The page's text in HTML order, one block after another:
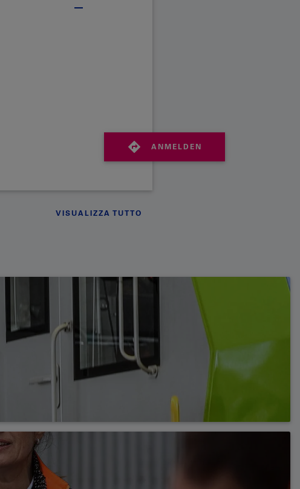
ANMELDEN
VISUALIZZA TUTTO